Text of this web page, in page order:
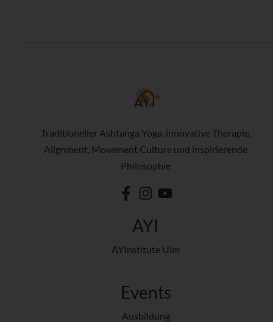
Traditioneller Ashtanga Yoga, innovative Therapie,
Alignment, Movement Culture und inspirierende
Philosophie
AYI
AYInstitute Ulm
Events
Ausbildung